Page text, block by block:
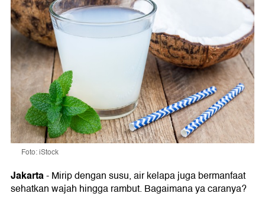
Foto: iStock
Jakarta- Mirip dengan susu, air kelapa juga bermanfaat
sehatkan wajah hingga rambut. Bagaimana ya caranya?